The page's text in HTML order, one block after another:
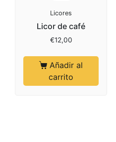
Licores
Licor de café
€12,00
Añadir al
carrito